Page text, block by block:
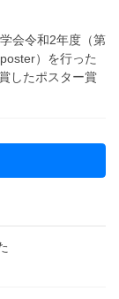
会令和2年度（第
）を行った
したポスター賞